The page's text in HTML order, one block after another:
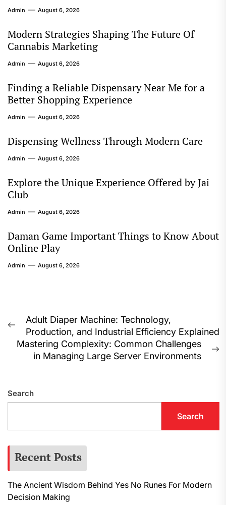
Admin August 6, 2026
Modern Strategies Shaping The Future Of
Cannabis Marketing
Admin August 6, 2026
Finding a Reliable Dispensary Near Me for a
Better Shopping Experience
Admin August 6, 2026
Dispensing Wellness Through Modern Care
Admin August 6, 2026
Explore the Unique Experience Offered by Jai
Club
Admin August 6, 2026
Daman Game Important Things to Know About
Online Play
Admin August 6, 2026
Post
navigation
Previous
post:
Adult Diaper Machine: Technology,
Production, and Industrial Efficiency Explained
Mastering Complexity: Common Challenges
in Managing Large Server Environments
Search
Search
Recent Posts
The Ancient Wisdom Behind Yes No Runes For Modern
Decision Making